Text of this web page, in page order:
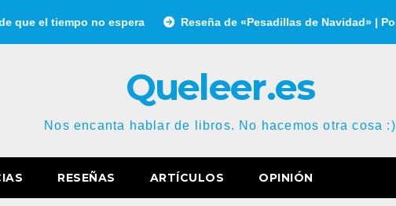
no espera Reseña de «Pesadillas de Navidad» | Por Gonzalo
Queleer.es
Nos encanta hablar de libros. No hacemos otra cosa :)
RESEÑAS ARTÍCULOS OPINIÓN